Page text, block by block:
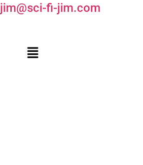
jim@sci-fi-jim.com